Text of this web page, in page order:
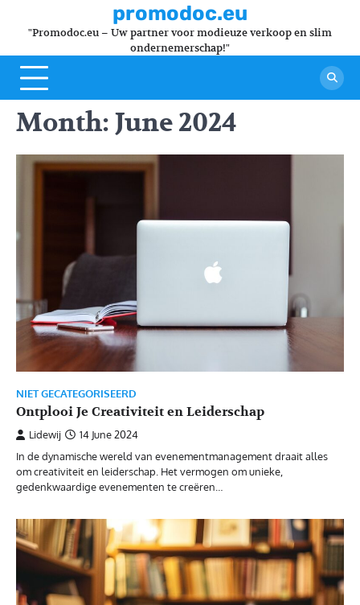
promodoc.eu
"Promodoc.eu – Uw partner voor modieuze verkoop en slim
ondernemerschap!"
Month: June 2024
NIET GECATEGORISEERD
Ontplooi Je Creativiteit en Leiderschap
Lidewij
14 June 2024
In de dynamische wereld van evenementmanagement draait alles
om creativiteit en leiderschap. Het vermogen om unieke,
gedenkwaardige evenementen te creëren…